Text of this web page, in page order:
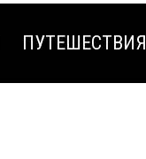
ПУТЕШЕСТВИЯ